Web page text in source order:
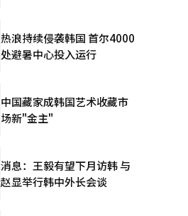
热浪持续侵袭韩国 首尔4000
处避暑中心投入运行
中国藏家成韩国艺术收藏市
场新"金主"
消息：王毅有望下月访韩 与
赵显举行韩中外长会谈